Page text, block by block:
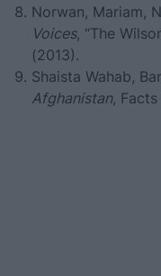
Norwan, Mariam,
Voices, “The
(2013).
Shaista Wahab,
Afghanistan, Facts